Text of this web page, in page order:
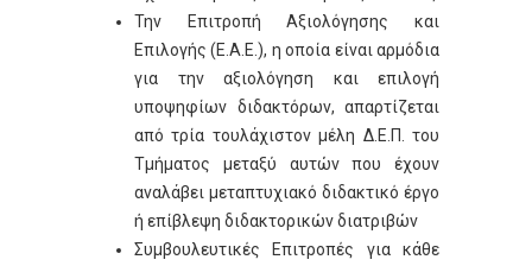
Την Επιτροπή Αξιολόγησης και
Επιλογής (Ε.Α.Ε.), η οποία είναι αρμόδια
για την αξιολόγηση και επιλογή
υποψηφίων διδακτόρων, απαρτίζεται
από τρία τουλάχιστον μέλη Δ.Ε.Π. του
Τμήματος μεταξύ αυτών που έχουν
αναλάβει μεταπτυχιακό διδακτικό έργο
ή επίβλεψη διδακτορικών διατριβών
Συμβουλευτικές Επιτροπές για κάθε